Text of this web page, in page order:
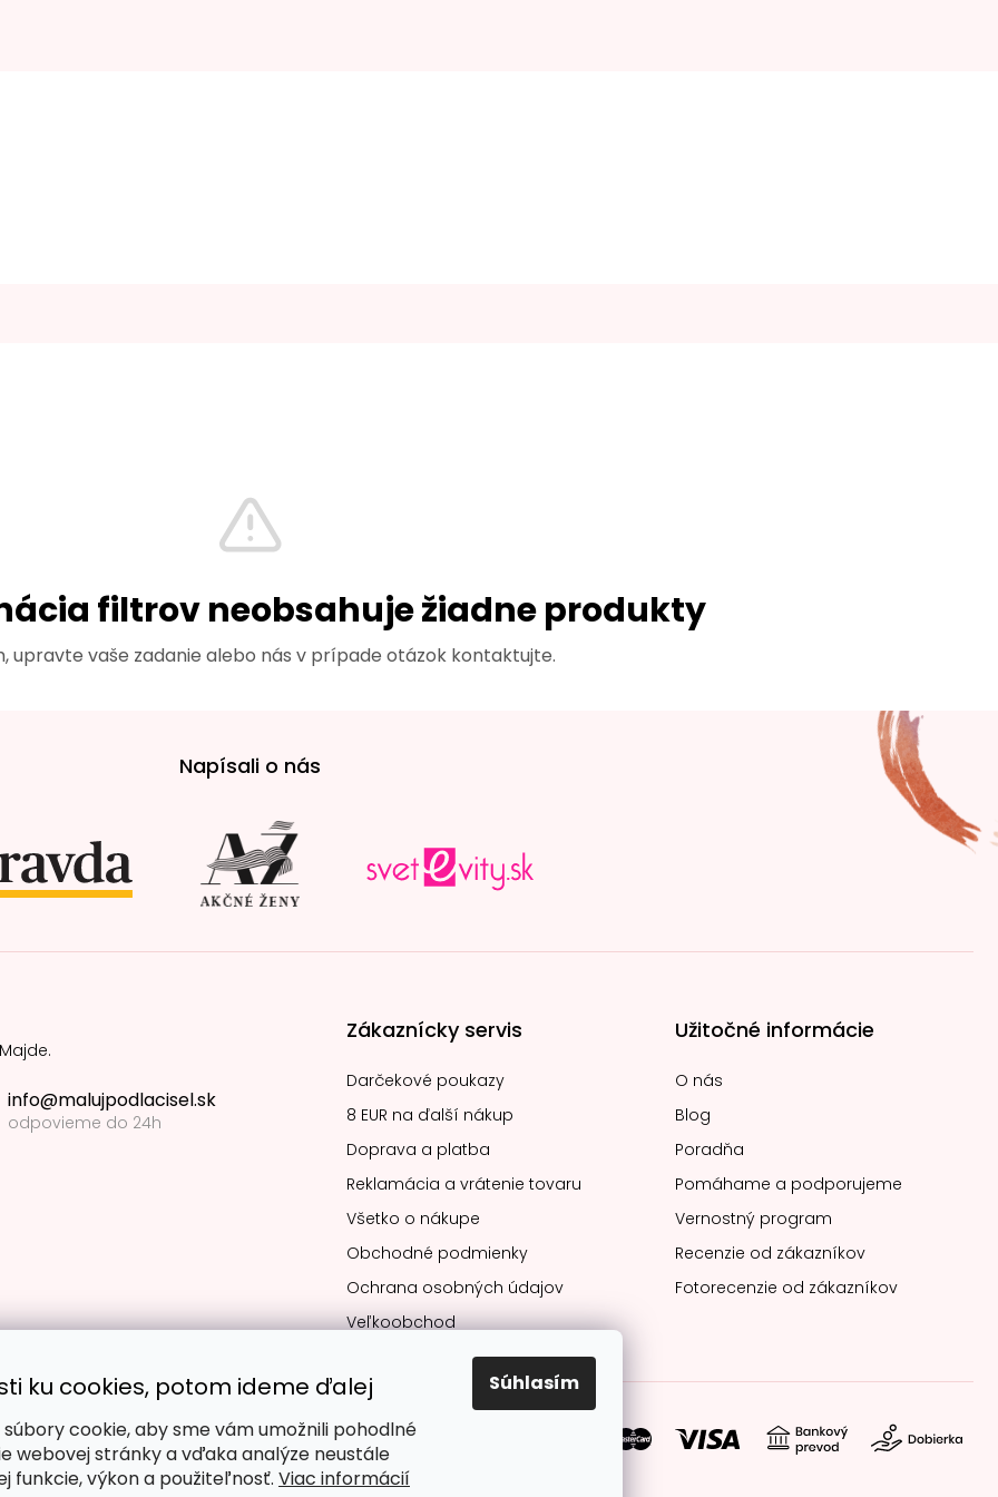
ku cookies, potom ideme ďalej
cookie, aby sme vám umožnili pohodlné
webovej stránky a vďaka analýze neustále
funkcie, výkon a použiteľnosť. Viac informácií
Súhlasím
Napísali o nás
info@malujpodlacisel.sk
odpovieme do 24h
Zákaznícky servis
Darčekové poukazy
8 EUR na ďalší nákup
Doprava a platba
Reklamácia a vrátenie tovaru
Všetko o nákupe
Obchodné podmienky
Ochrana osobných údajov
Veľkoobchod
Užitočné informácie
O nás
Blog
Poradňa
Pomáhame a podporujeme
Vernostný program
Recenzie od zákazníkov
Fotorecenzie od zákazníkov
Obľúbené spôsoby platby: